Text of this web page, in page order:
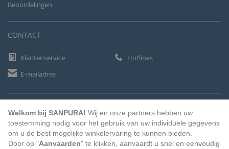
Beoordelingen
CONTACT
Klantenservice
Hotlines
E-mailadres
Vooruitbetaling Factuur Automatische afschrijving
Welkom bij SANPURA! Wij en onze partners hebben uw
toestemming nodig voor het gebruik van uw individuele gegevens
om u de best mogelijke winkelervaring te kunnen bieden.
Door op "Aanvaarden" te klikken, aanvaardt u snel en eenvoudig